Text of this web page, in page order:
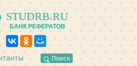
STUDRB.RU
БАНК РЕФЕРАТОВ
Поиск